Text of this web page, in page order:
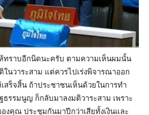
ทราบอีกนิดนะครับ ตามความเห็นผมนั้น
ในวาระสาม แต่ควรไปเร่งพิจารณาออก
สร็จสิ้น ถ้าประชาชนเห็นด้วยในการทำ
ธรรมนูญ ก็กลับมาลงมติวาระสาม เพราะ
งคุณ ประชุมกันมาปีกว่าเสียทั้งเงินและ